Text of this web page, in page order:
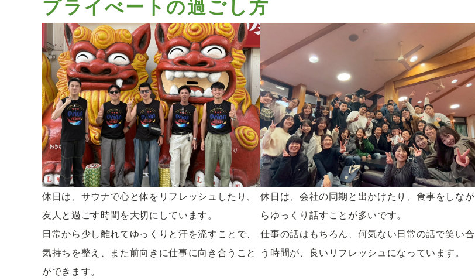
プライべートの過ごし方
休日は、サウナで心と体をリフレッシュしたり、
友人と過ごす時間を大切にしています。
日常から少し離れてゆっくりと汗を流すことで、
気持ちを整え、また前向きに仕事に向き合うこと
ができます。
休日は、会社の同期と出かけたり、食事をしなが
らゆっくり話すことが多いです。
仕事の話はもちろん、何気ない日常の話で笑い合
う時間が、良いリフレッシュになっています。